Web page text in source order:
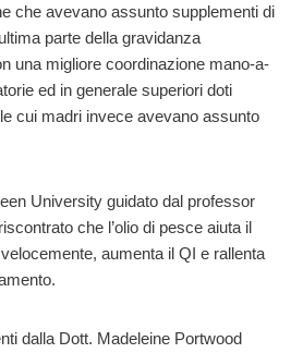
che avevano assunto supplementi di
parte della gravidanza
una migliore coordinazione mano-a-
ed in generale superiori doti
cui madri invece avevano assunto
University guidato dal professor
che l’olio di pesce aiuta il
aumenta il QI e rallenta
dalla Dott. Madeleine Portwood